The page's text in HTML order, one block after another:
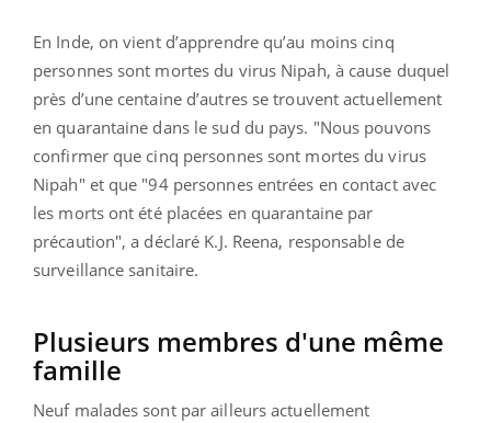
En Inde, on vient d’apprendre qu’au moins cinq
personnes sont mortes du virus Nipah, à cause duquel
près d’une centaine d’autres se trouvent actuellement
en quarantaine dans le sud du pays. "Nous pouvons
confirmer que cinq personnes sont mortes du virus
Nipah" et que "94 personnes entrées en contact avec
les morts ont été placées en quarantaine par
précaution", a déclaré K.J. Reena, responsable de
surveillance sanitaire.
Plusieurs membres d'une même
famille
Neuf malades sont par ailleurs actuellement